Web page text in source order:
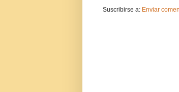
Suscribirse a: Enviar